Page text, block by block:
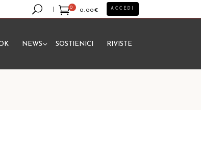
0
0,00€
nel carrello.
ACCEDI
NEWS SOSTIENICI RIVISTE